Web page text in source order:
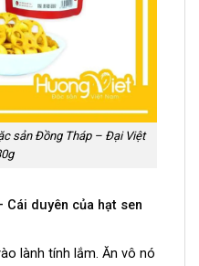
sản Đồng Tháp – Đại Việt
Cái duyên của hạt sen
lành tính lắm. Ăn vô nó